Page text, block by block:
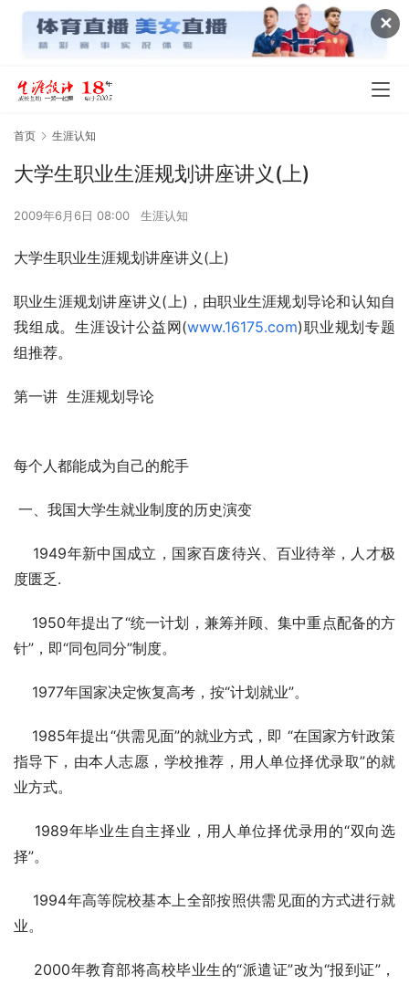
✕
首页 生涯认知
大学生职业生涯规划讲座讲义(上)
2009年6月6日 08:00 生涯认知
大学生职业生涯规划讲座讲义(上)
职业生涯规划讲座讲义(上)，由职业生涯规划导论和认知自
我组成。生涯设计公益网(www.16175.com)职业规划专题
组推荐。
第一讲  生涯规划导论
每个人都能成为自己的舵手
一、我国大学生就业制度的历史演变
1949年新中国成立，国家百废待兴、百业待举，人才极
度匮乏.
1950年提出了“统一计划，兼筹并顾、集中重点配备的方
针”，即“同包同分”制度。
1977年国家决定恢复高考，按“计划就业”。
1985年提出“供需见面”的就业方式，即 “在国家方针政策
指导下，由本人志愿，学校推荐，用人单位择优录取”的就
业方式。
1989年毕业生自主择业，用人单位择优录用的“双向选
择”。
1994年高等院校基本上全部按照供需见面的方式进行就
业。
2000年教育部将高校毕业生的“派遣证”改为“报到证”，